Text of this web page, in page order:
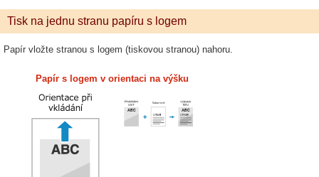
Tisk na jednu stranu papíru s logem
Papír vložte stranou s logem (tiskovou stranou) nahoru.
Papír s logem v orientaci na výšku